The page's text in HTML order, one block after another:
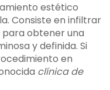
estético
Consiste en infiltrar
para obtener una
y definida. Si
en
clínica de